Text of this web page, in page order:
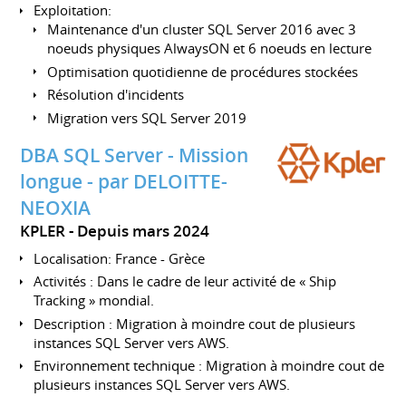
Exploitation:
Maintenance d'un cluster SQL Server 2016 avec 3
noeuds physiques AlwaysON et 6 noeuds en lecture
Optimisation quotidienne de procédures stockées
Résolution d'incidents
Migration vers SQL Server 2019
DBA SQL Server - Mission
longue - par DELOITTE-
NEOXIA
KPLER Depuis mars 2024
Localisation: France - Grèce
Activités : Dans le cadre de leur activité de « Ship
Tracking » mondial.
Description : Migration à moindre cout de plusieurs
instances SQL Server vers AWS.
Environnement technique : Migration à moindre cout de
plusieurs instances SQL Server vers AWS.